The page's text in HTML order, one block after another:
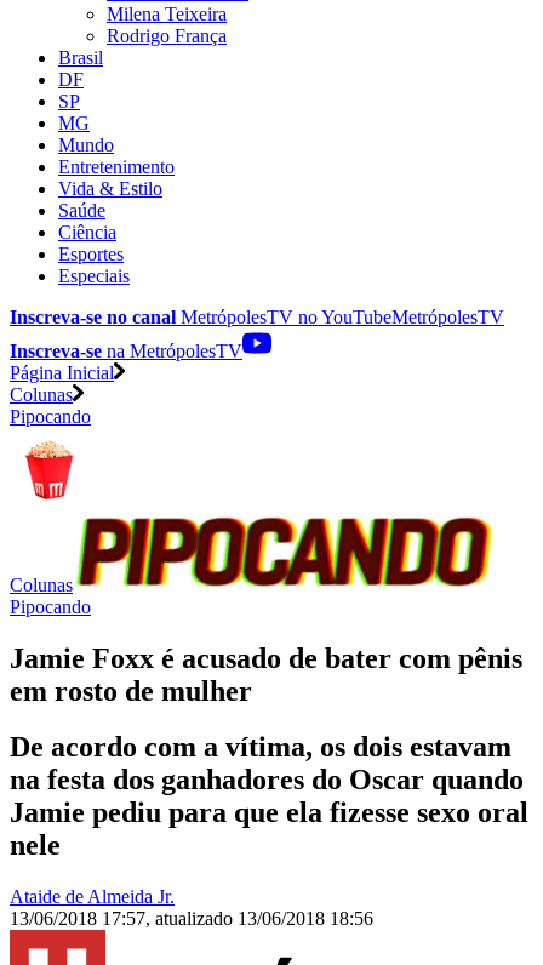
Milena Teixeira
Rodrigo França
Brasil
DF
SP
MG
Mundo
Entretenimento
Vida & Estilo
Saúde
Ciência
Esportes
Especiais
Inscreva-se no canal MetrópolesTV noYouTubeMetrópolesTV
Inscreva-se na MetrópolesTV
Página Inicial
Colunas
Pipocando
Colunas
Pipocando
Jamie Foxx é acusado de bater com pênis
em rosto de mulher
De acordo com a vítima, os dois estavam
na festa dos ganhadores do Oscar quando
Jamie pediu para que ela fizesse sexo oral
nele
Ataide de Almeida Jr.
13/06/2018 17:57, atualizado 13/06/2018 18:56